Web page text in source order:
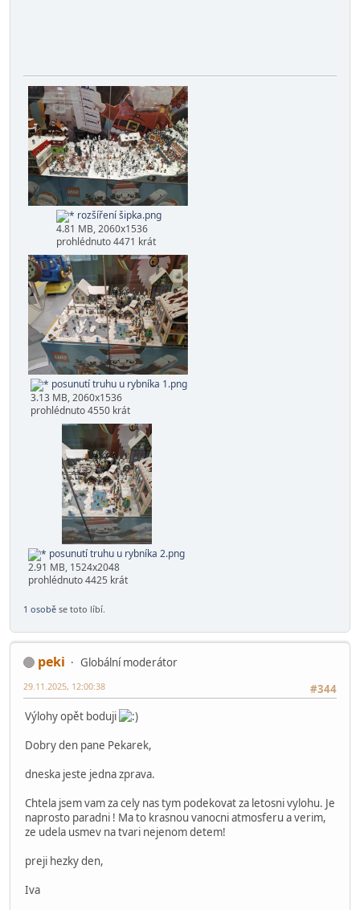
Po rozšíření
Dále jsem otevřel prostor trhů kolem rybníka směrem k
barákům.
rozšíření šipka.png
4.81 MB, 2060x1536
prohlédnuto 4471 krát
posunutí truhu u rybníka 1.png
3.13 MB, 2060x1536
2.91 MB, 1524x2048
peki
Globální moderátor
29.11.2025, 12:00:38
Výlohy opět boduji